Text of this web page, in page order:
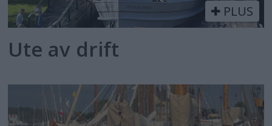
PLUS
Ute av drift